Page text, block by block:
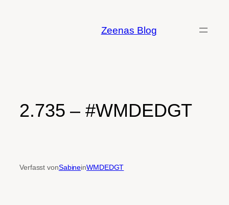
Zeenas Blog
2.735 – #WMDEDGT
Verfasst vonSabineinWMDEDGT